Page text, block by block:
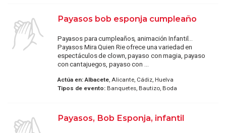
Payasos bob esponja cumpleaño
Payasos para cumpleaños, animación Infantil...
Payasos Mira Quien Rie ofrece una variedad en
espectáculos de clown, payaso con magia, payaso
con cantajuegos, payaso con ...
Actúa en: Albacete, Alicante, Cádiz, Huelva
Tipos de evento:Banquetes, Bautizo, Boda
Payasos, Bob Esponja, infantil